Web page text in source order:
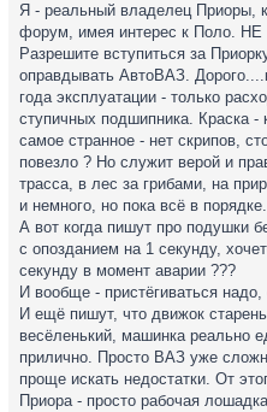
Я - реальный владелец Приоры,
форум, имея интерес к Поло. НЕ
Разрешите вступиться за
оправдывать АвтоВАЗ.
года эксплуатации - только
ступичных подшипника. Краска -
самое странное - нет скрипов,
повезло ? Но служит верой и
трасса, в лес за грибами, на
и немного, но пока всё в
А вот когда пишут про подушки
с опозданием на 1 секунду,
секунду в момент аварии ???
И вообще - пристёгиваться
И ещё пишут, что движок
весёленький, машинка реально
прилично. Просто ВАЗ уже
проще искать недостатки. От
Приора - просто рабочая